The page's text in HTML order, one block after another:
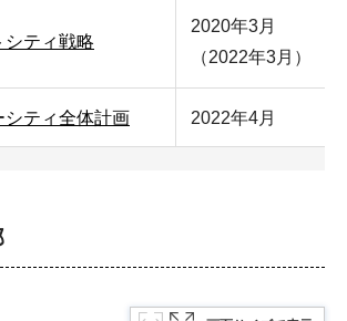
シティ戦略
2020年3月
（2022年3月）
シティ全体計画 2022年4月